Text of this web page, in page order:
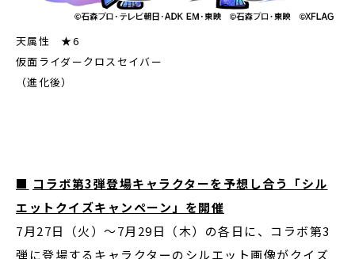
天属性 ★6
仮面ライダークロスセイバー
（進化後）
■ コラボ第3弾登場キャラクターを予想し合う「シル
エットクイズキャンペーン」を開催
7月27日（火）～7月29日（木）の各日に、コラボ第3
弾に登場するキャラクターのシルエット画像がクイズ